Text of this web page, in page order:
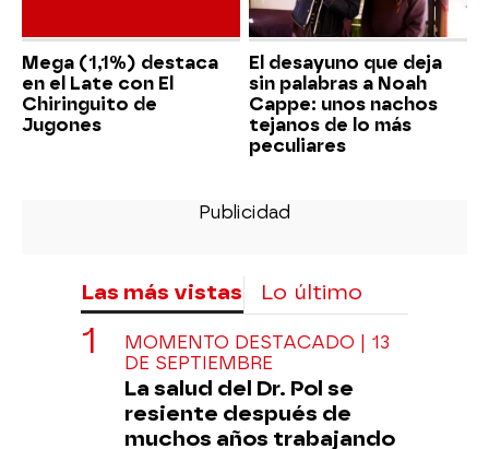
Mega (1,1%) destaca
en el Late con El
Chiringuito de
Jugones
El desayuno que deja
sin palabras a Noah
Cappe: unos nachos
tejanos de lo más
peculiares
Las más vistas Lo último
MOMENTO DESTACADO | 13
DE SEPTIEMBRE
La salud del Dr. Pol se
resiente después de
muchos años trabajando